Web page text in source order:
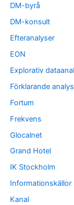
DM-byrå
DM-konsult
Efteranalyser
EON
Explorativ
Förklarande
Fortum
Frekvens
Glocalnet
Grand Hotel
IK Stockholm
Informationskällor
Kanal